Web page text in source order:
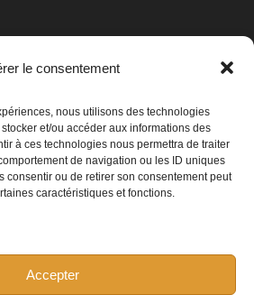
le consentement
nous utilisons des technologies
et/ou accéder aux informations des
à ces technologies nous permettra de traiter
de navigation ou les ID uniques
consentir ou de retirer son consentement peut
caractéristiques et fonctions.
Accepter
695
573
97